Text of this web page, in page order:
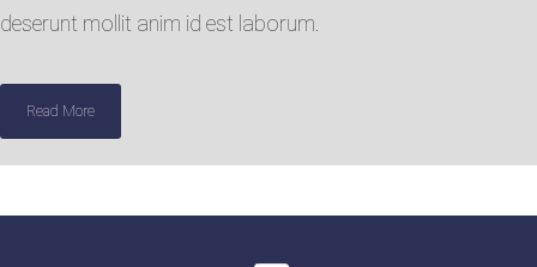
deserunt mollit anim id est laborum.
Read More